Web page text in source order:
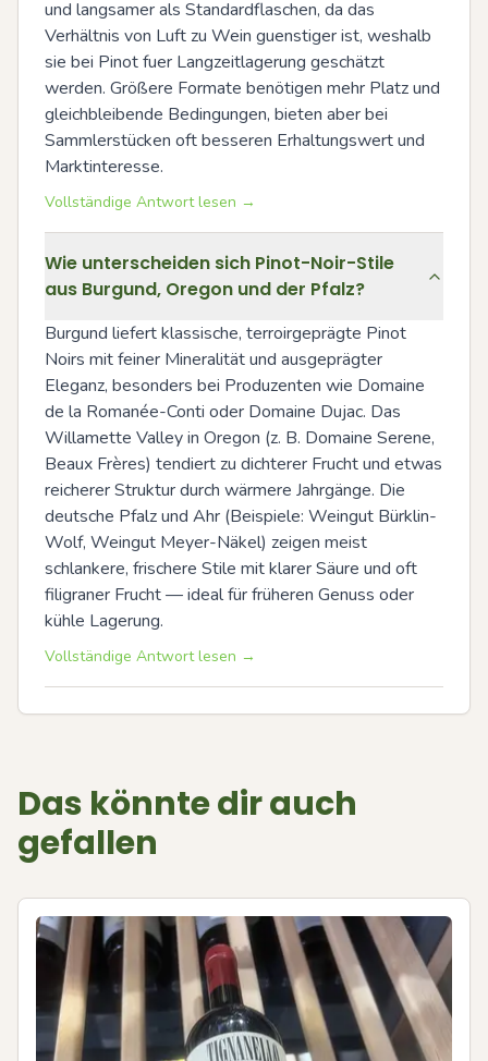
und langsamer als Standardflaschen, da das
Verhältnis von Luft zu Wein guenstiger ist, weshalb
sie bei Pinot fuer Langzeitlagerung geschätzt
werden. Größere Formate benötigen mehr Platz und
gleichbleibende Bedingungen, bieten aber bei
Sammlerstücken oft besseren Erhaltungswert und
Marktinteresse.
Vollständige Antwort lesen →
Wie unterscheiden sich Pinot-Noir-Stile
aus Burgund, Oregon und der Pfalz?
Burgund liefert klassische, terroirgeprägte Pinot
Noirs mit feiner Mineralität und ausgeprägter
Eleganz, besonders bei Produzenten wie Domaine
de la Romanée-Conti oder Domaine Dujac. Das
Willamette Valley in Oregon (z. B. Domaine Serene,
Beaux Frères) tendiert zu dichterer Frucht und etwas
reicherer Struktur durch wärmere Jahrgänge. Die
deutsche Pfalz und Ahr (Beispiele: Weingut Bürklin-
Wolf, Weingut Meyer-Näkel) zeigen meist
schlankere, frischere Stile mit klarer Säure und oft
filigraner Frucht — ideal für früheren Genuss oder
kühle Lagerung.
Vollständige Antwort lesen →
Das könnte dir auch
gefallen